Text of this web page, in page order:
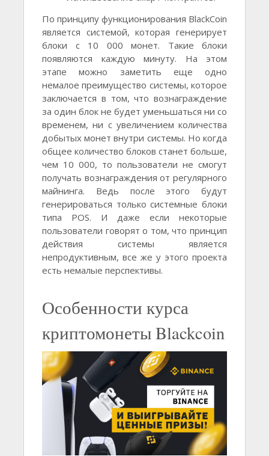
По принципу функционирования BlackCoin
является системой, которая генерирует
блоки с 10 000 монет. Такие блоки
появляются каждую минуту. На этом
этапе можно заметить еще одно
немалое преимущество системы, которое
заключается в том, что вознаграждение
за один блок не будет уменьшаться ни со
временем, ни с увеличением количества
добытых монет внутри системы. Но когда
общее количество блоков станет больше,
чем 10 000, то пользователи не смогут
получать вознаграждения от регулярного
майнинга. Ведь после этого будут
генерироваться только системные блоки
типа POS. И даже если некоторые
пользователи говорят о том, что принцип
действия системы является
непродуктивным, все же у этого проекта
есть немалые перспективы.
Особенности курса
криптомонеты Blackcoin